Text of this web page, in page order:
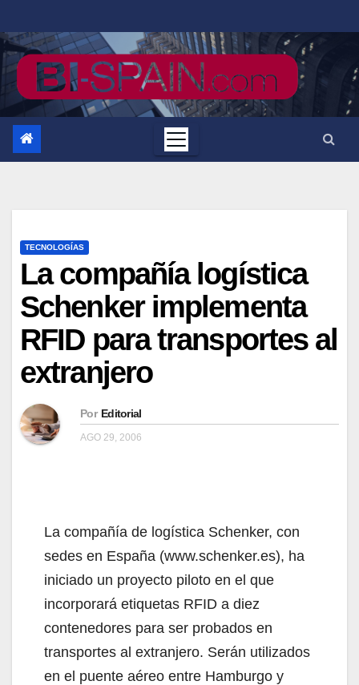
al
contenido
TECNOLOGÍAS
La compañía logística
Schenker implementa
RFID para transportes al
extranjero
Por Editorial
AGO 29, 2006
La compañía de logística Schenker, con
sedes en España (www.schenker.es), ha
iniciado un proyecto piloto en el que
incorporará etiquetas RFID a diez
contenedores para ser probados en
transportes al extranjero. Serán utilizados
en el puente aéreo entre Hamburgo y